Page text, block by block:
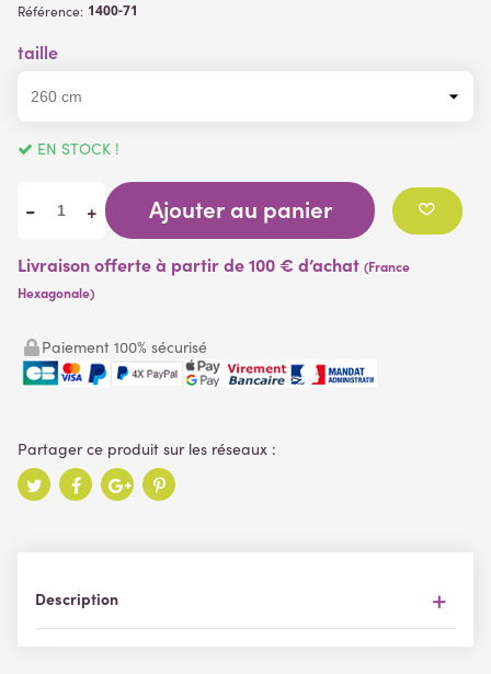
Référence: 1400-71
taille
EN STOCK !
- + Ajouter au panier
Livraison offerte à partir de 100 € d’achat (France
Hexagonale)
Paiement 100% sécurisé
Description